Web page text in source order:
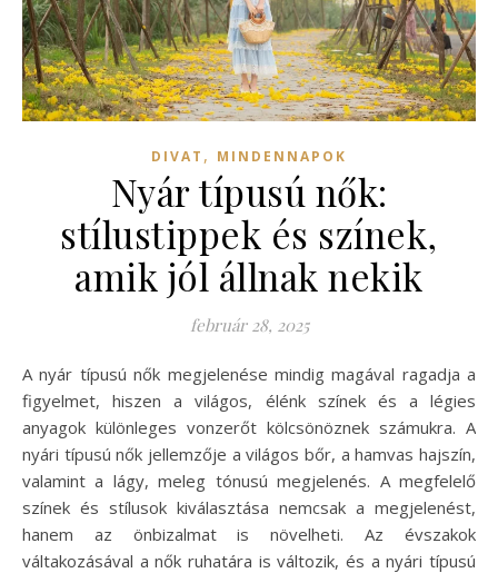
DIVAT , MINDENNAPOK
Nyár típusú nők:
stílustippek és színek,
amik jól állnak nekik
február 28, 2025
A nyár típusú nők megjelenése mindig magával ragadja a
figyelmet, hiszen a világos, élénk színek és a légies
anyagok különleges vonzerőt kölcsönöznek számukra. A
nyári típusú nők jellemzője a világos bőr, a hamvas hajszín,
valamint a lágy, meleg tónusú megjelenés. A megfelelő
színek és stílusok kiválasztása nemcsak a megjelenést,
hanem az önbizalmat is növelheti. Az évszakok
váltakozásával a nők ruhatára is változik, és a nyári típusú